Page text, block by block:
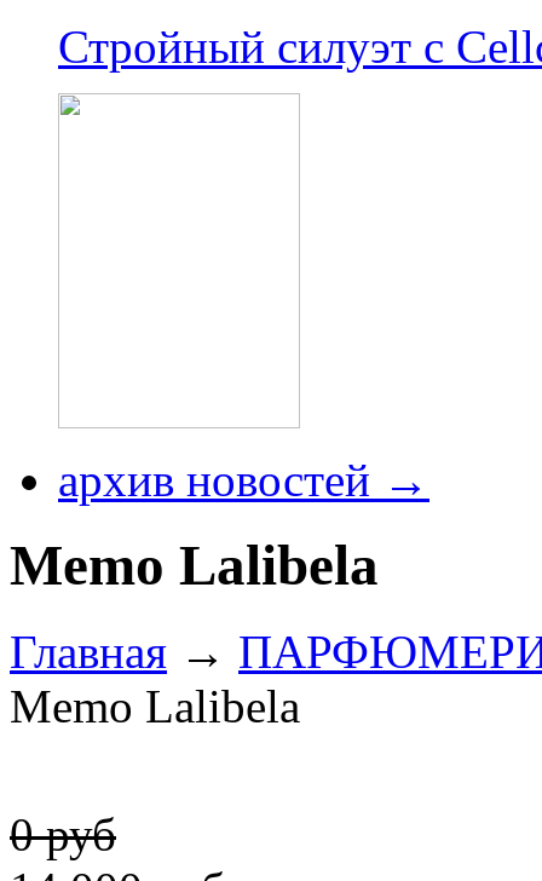
Стройный силуэт с
архив новостей →
Memo Lalibela
Главная →
Memo Lalibela
0 руб